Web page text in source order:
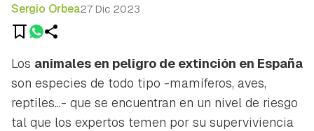
Sergio Orbea27 Dic 2023
Los animales en peligro de extinción en España
son especies de todo tipo -mamíferos, aves,
reptiles...- que se encuentran en un nivel de riesgo
tal que los expertos temen por su superviviencia